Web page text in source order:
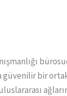
güvenilir bir